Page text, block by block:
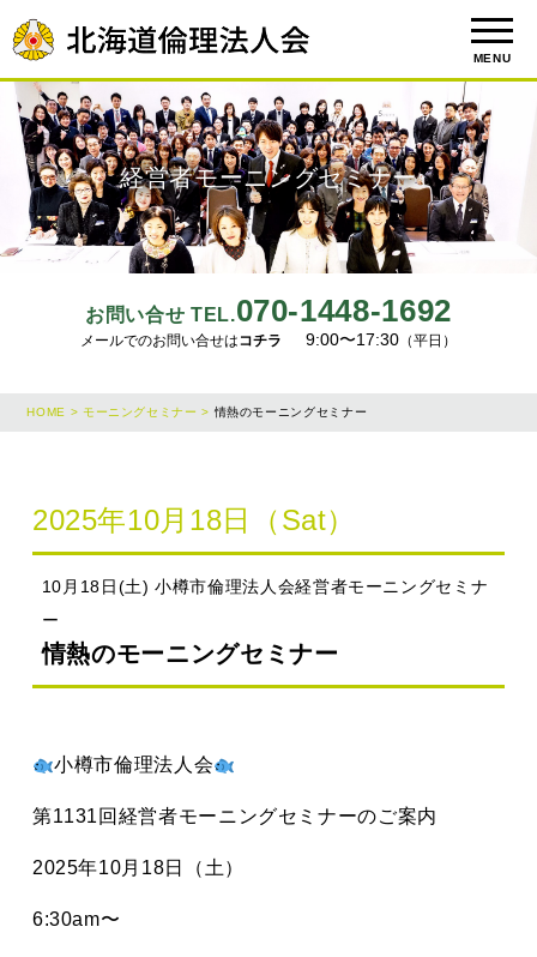
MENU
お問い合せ TEL.070-1448-1692
メールでのお問い合せはコチラ 9:00〜17:30 （平日）
経営者モーニングセミナー
HOME > モーニングセミナー > 情熱のモーニングセミナー
2025年10月18日（Sat）
10月18日(土) 小樽市倫理法人会経営者モーニングセミナ
ー
情熱のモーニングセミナー
小樽市倫理法人会
第1131回経営者モーニングセミナーのご案内
2025年10月18日（土）
6:30am〜